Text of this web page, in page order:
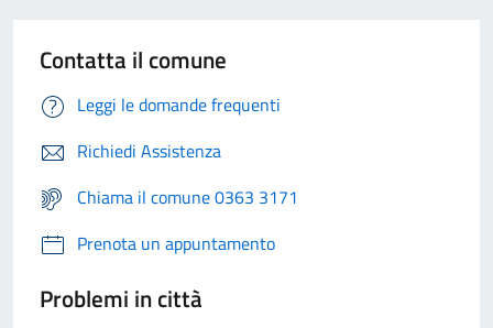
Contatta il comune
Leggi le domande frequenti
Richiedi Assistenza
Chiama il comune 0363 3171
Prenota un appuntamento
Problemi in città